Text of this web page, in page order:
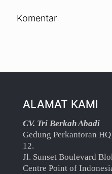
Komentar
ALAMAT KAMI
CV. Tri Berkah Abadi
Gedung Perkantoran
12.
Jl. Sunset Boulevard
Centre Point of